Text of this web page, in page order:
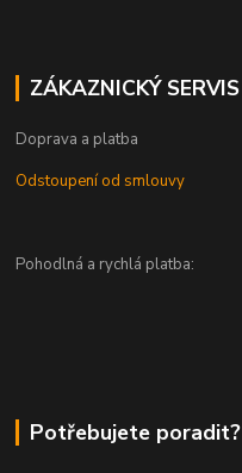
ZÁKAZNICKÝ SERVIS
Doprava a platba
Odstoupení od smlouvy
Pohodlná a rychlá platba:
Potřebujete poradit?